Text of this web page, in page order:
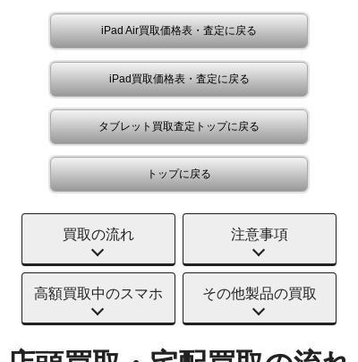
iPad Air買取価格表・査定に戻る
iPad買取価格表・査定に戻る
タブレット買取査定トップに戻る
トップに戻る
買取の流れ 注意事項
高額買取中のスマホ その他製品の買取